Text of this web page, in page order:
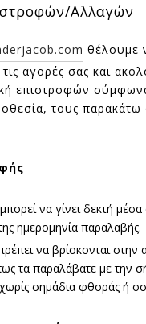
Αλλαγών
θέλουμε
αγορές σας και
επιστροφών
τους παρακάτω
να γίνει δεκτή
ημερομηνία παραλαβής.
να βρίσκονται στην
τα παραλάβατε με την
σημάδια φθοράς ή